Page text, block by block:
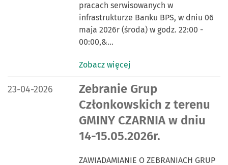
pracach serwisowanych w
infrastrukturze Banku BPS, w dniu 06
maja 2026r (środa) w godz. 22:00 -
00:00,&…
Zobacz więcej
DATA PUBLIKACJI:
23-04-2026
Zebranie Grup
Członkowskich z terenu
GMINY CZARNIA w dniu
14-15.05.2026r.
ZAWIADAMIANIE O ZEBRANIACH GRUP